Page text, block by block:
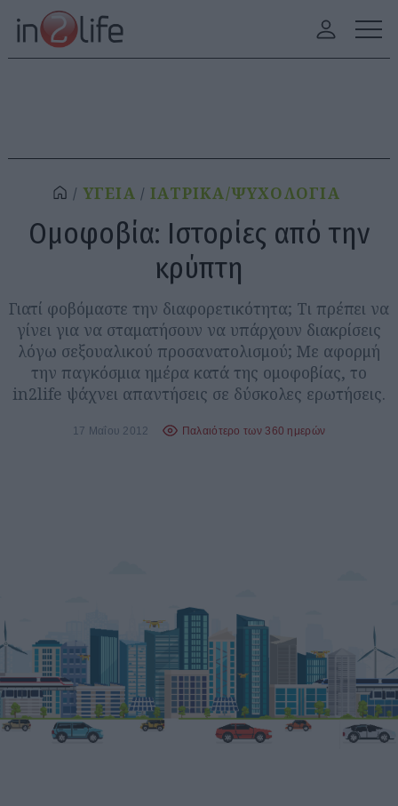
ΥΓΕΙΑ ΙΑΤΡΙΚΑ/ΨΥΧΟΛΟΓΙΑ
Ομοφοβία: Ιστορίες από την
κρύπτη
Γιατί φοβόμαστε την διαφορετικότητα; Τι πρέπει να
γίνει για να σταματήσουν να υπάρχουν διακρίσεις
λόγω σεξουαλικού προσανατολισμού; Με αφορμή
την παγκόσμια ημέρα κατά της ομοφοβίας, το
in2life ψάχνει απαντήσεις σε δύσκολες ερωτήσεις.
17 Μαΐου 2012 Παλαιότερο των 360 ημερών